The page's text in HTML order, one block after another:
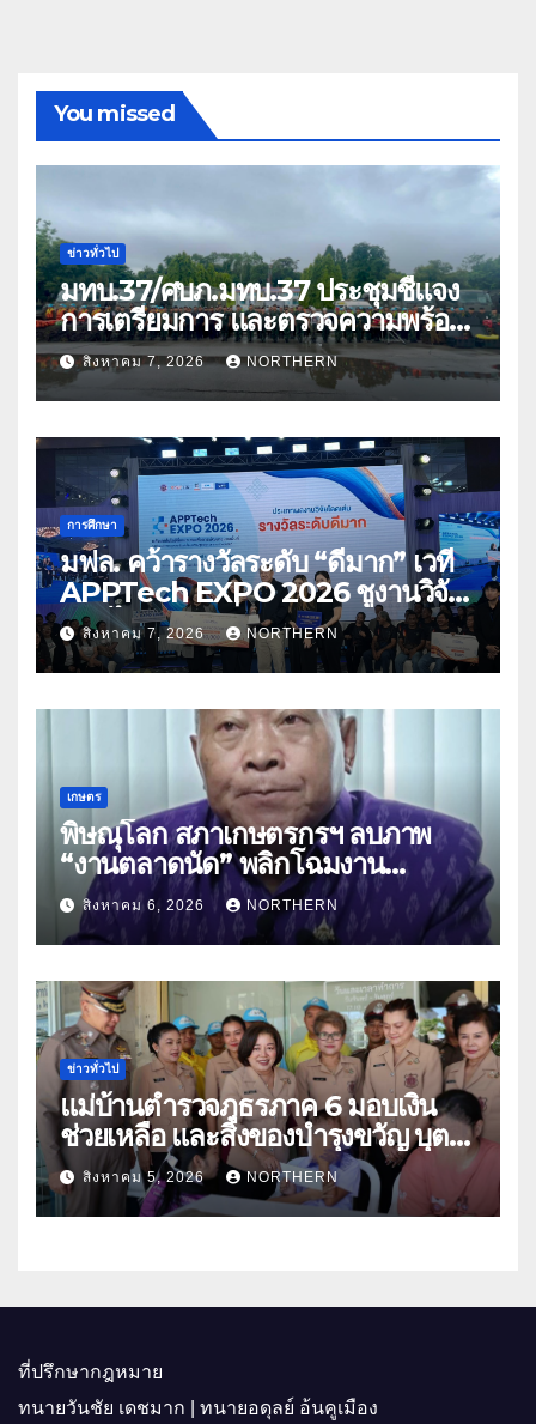
You missed
ข่าวทั่วไป
มทบ.37/ศบภ.มทบ.37 ประชุมชี้แจง
การเตรียมการ และตรวจความพร้อม
ด้านการบรรเทาสาธารณภัย
สิงหาคม 7, 2026 NORTHERN
การศึกษา
มฟล. คว้ารางวัลระดับ “ดีมาก” เวที
APPTech EXPO 2026 ชูงานวิจัย
สมุนไพร ขับเคลื่อนนวัตกรรมสู่เชิง
พาณิชย์
สิงหาคม 7, 2026 NORTHERN
เกษตร
พิษณุโลก สภาเกษตรกรฯ ลบภาพ
“งานตลาดนัด” พลิกโฉมงาน
“เกษตรรุ่งเรืองเมืองสองแคว 69” มุ่ง
ประโยชน์เกษตรกร ดึงนวัตกรรม-จับ
คู่ธุรกิจดันสินค้าเกษตรสู่สากล (คลิป)
สิงหาคม 6, 2026 NORTHERN
ข่าวทั่วไป
แม่บ้านตำรวจภูธรภาค 6 มอบเงิน
ช่วยเหลือ และสิ่งของบำรุงขวัญ บุตร-
ธิดา ข้าราชการตำรวจจังหวัด
อุทัยธานี
สิงหาคม 5, 2026 NORTHERN
ที่ปรึกษากฎหมาย
ทนายวันชัย เดชมาก | ทนายอดุลย์ อ้นคูเมือง